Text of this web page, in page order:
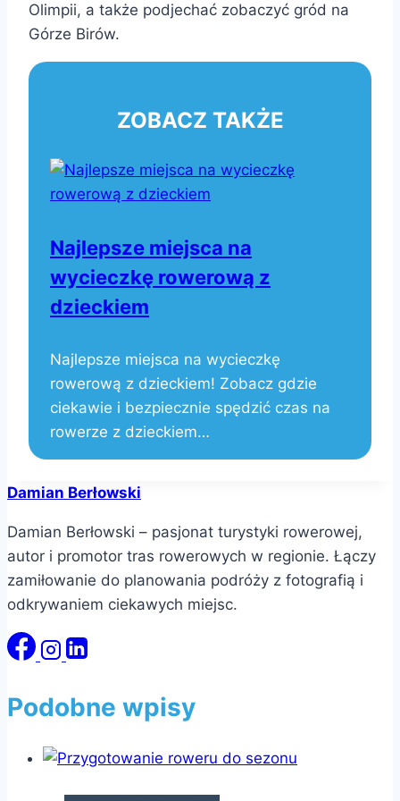
Olimpii, a także podjechać zobaczyć gród na
Górze Birów.
ZOBACZ TAKŻE
Najlepsze miejsca na
wycieczkę rowerową z
dzieckiem
Najlepsze miejsca na wycieczkę
rowerową z dzieckiem! Zobacz gdzie
ciekawie i bezpiecznie spędzić czas na
rowerze z dzieckiem…
Damian Berłowski
Damian Berłowski – pasjonat turystyki rowerowej,
autor i promotor tras rowerowych w regionie. Łączy
zamiłowanie do planowania podróży z fotografią i
odkrywaniem ciekawych miejsc.
Podobne wpisy